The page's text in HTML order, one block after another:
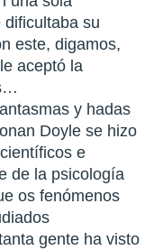
su
este, digamos,
aceptó la
y hadas
Doyle se hizo
e
de la psicología
os fenómenos
gente ha visto